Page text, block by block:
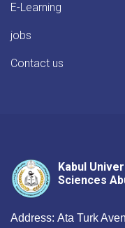
E-Learning
jobs
Contact us
Kabul
Sciences
Address: Ata Turk